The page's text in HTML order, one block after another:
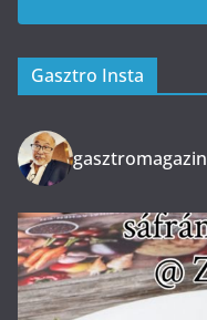
Gasztro Insta
gasztromagazin